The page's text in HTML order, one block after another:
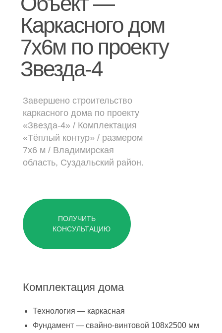
Дачные дома
[ о компании ]
Построенные объекты
Видеообзоры домов
Контакты
[ выставочный дом-офис ]
г. Владимир,
[ наши соцсети ]
Каркасного дом
7х6м по проекту
Звезда-4
Завершено строительство
каркасного дома по проекту
«Звезда-4» / Комплектация
«Тёплый контур» / размером
7х6 м / Владимирская
область, Суздальский район.
ПОЛУЧИТЬ
КОНСУЛЬТАЦИЮ
Комплектация дома
Технология — каркасная
Фундамент — свайно-винтовой 108х2500 мм